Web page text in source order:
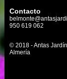
Contacto
950 619 062
© 2018 - Antas
Almería